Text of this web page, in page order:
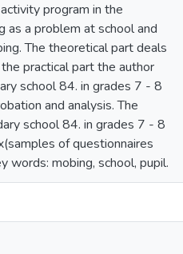
program in the
as a problem at school and
The theoretical part deals
practical part the author
school 84. in grades 7 - 8
and analysis. The
school 84. in grades 7 - 8
of questionnaires
words: mobing, school, pupil.